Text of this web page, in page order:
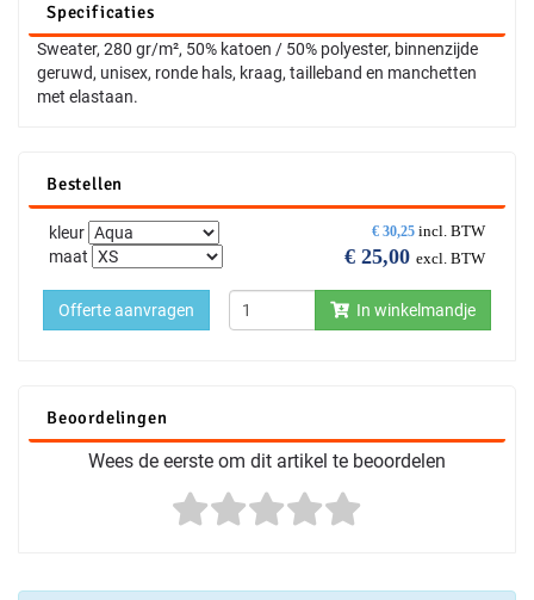
Specificaties
Sweater, 280 gr/m², 50% katoen / 50% polyester, binnenzijde
geruwd, unisex, ronde hals, kraag, tailleband en manchetten
met elastaan.
Bestellen
€ 30,25 incl. BTW
€ 25,00 excl. BTW
kleur
maat
In winkelmandje
Offerte aanvragen
Beoordelingen
Wees de eerste om dit artikel te beoordelen